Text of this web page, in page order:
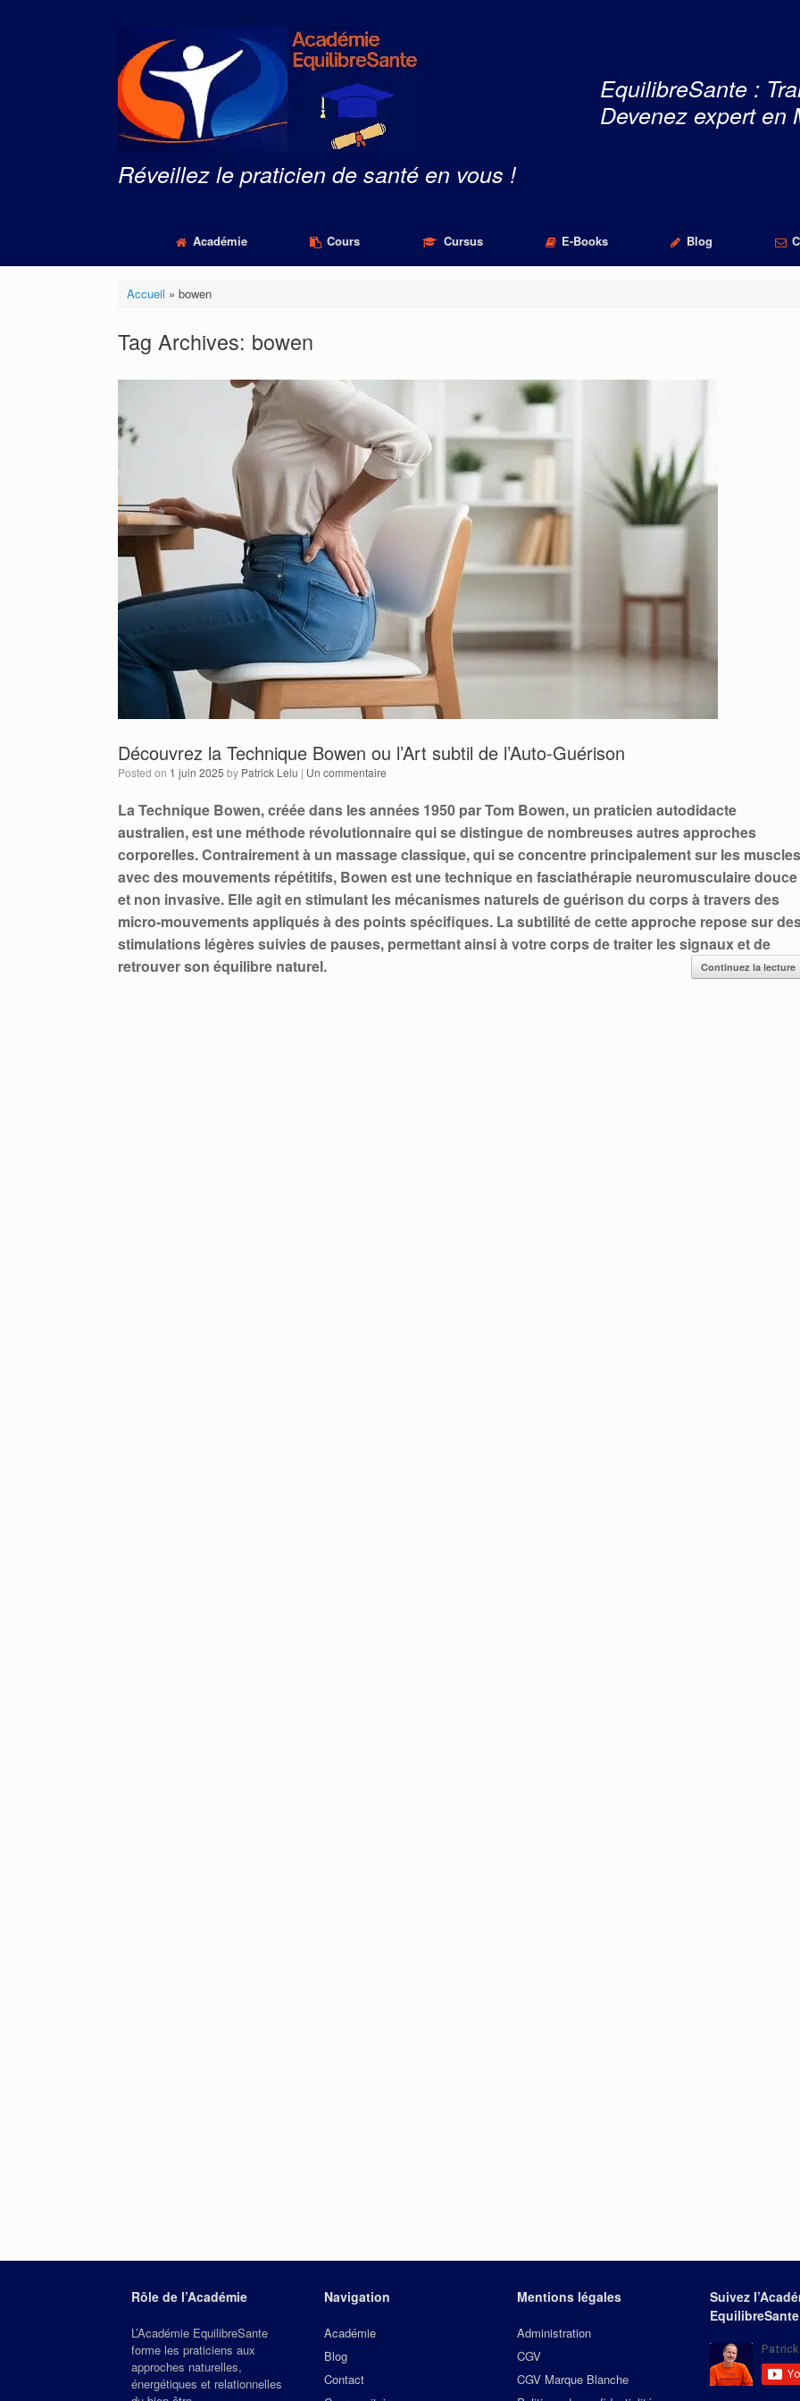
Réveillez le praticien de santé en vous !
EquilibreSante :
Devenez expert en
Académie Cours Cursus E-Books Blog
Accueil » bowen
Tag Archives: bowen
Découvrez la Technique Bowen ou l’Art subtil de l’Auto-Guérison
Posted on 1 juin 2025 by Patrick Lelu | Un commentaire
La Technique Bowen, créée dans les années 1950 par Tom Bowen, un praticien autodidacte
australien, est une méthode révolutionnaire qui se distingue de nombreuses autres approches
corporelles. Contrairement à un massage classique, qui se concentre principalement sur les muscles
avec des mouvements répétitifs, Bowen est une technique en fasciathérapie neuromusculaire douce
et non invasive. Elle agit en stimulant les mécanismes naturels de guérison du corps à travers des
micro-mouvements appliqués à des points spécifiques. La subtilité de cette approche repose sur
stimulations légères suivies de pauses, permettant ainsi à votre corps de traiter les signaux et de
retrouver son équilibre naturel.
Continuez la lecture
Rôle de l’Académie
L’Académie EquilibreSante
forme les praticiens aux
approches naturelles,
énergétiques et relationnelles
Navigation
Académie
Blog
Contact
Mentions légales
Administration
CGV
CGV Marque Blanche
Suivez
EquilibreSante